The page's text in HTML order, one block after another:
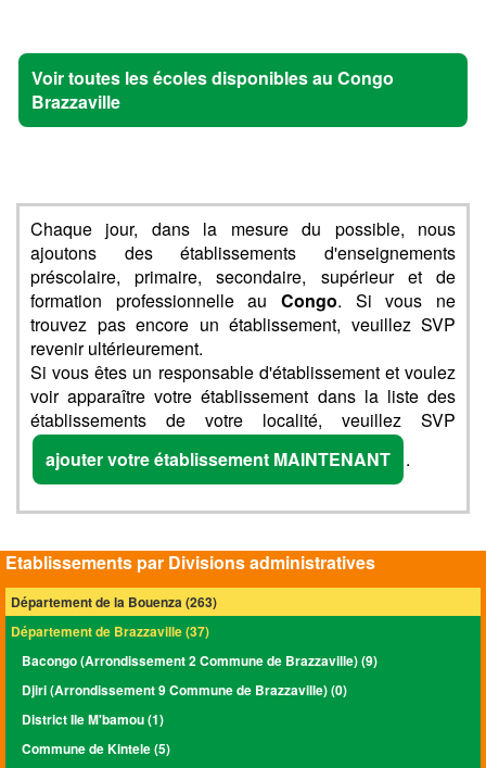
Voir toutes les écoles disponibles au Congo
Brazzaville
Chaque jour, dans la mesure du possible, nous
ajoutons des établissements d'enseignements
préscolaire, primaire, secondaire, supérieur et de
formation professionnelle au Congo. Si vous ne
trouvez pas encore un établissement, veuillez SVP
revenir ultérieurement.
Si vous êtes un responsable d'établissement et voulez
voir apparaître votre établissement dans la liste des
établissements de votre localité, veuillez SVP
ajouter votre établissement MAINTENANT
.
Etablissements par Divisions administratives
Département de la Bouenza (263)
Département de Brazzaville (37)
Bacongo (Arrondissement 2 Commune de Brazzaville) (9)
Djiri (Arrondissement 9 Commune de Brazzaville) (0)
District IIe M'bamou (1)
Commune de Kintele (5)